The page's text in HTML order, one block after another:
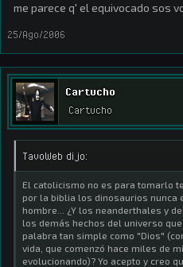
me parece q' el equivocado sos
25/Ago/2006
Cartucho
Cartucho
TavoWeb dijo:
El catolicismo no es para tomarlo
por la biblia los dinosaurios nunca
hombre... ¿Y los neanderthales y
los demás hechos del universo
palabra tan simple como "Dios"
vida, que comenzó hace miles de
evolucionando)? Yo acepto y creo